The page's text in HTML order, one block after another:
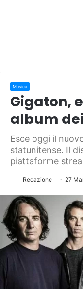
Musica
Gigaton,
album
Esce oggi il
statunitense. Il
piattaforme
Redazione 27